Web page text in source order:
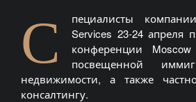
С
пециалисты
Services 23-24 апреля
конференции
посвещенной
недвижимости, а также
консалтингу.